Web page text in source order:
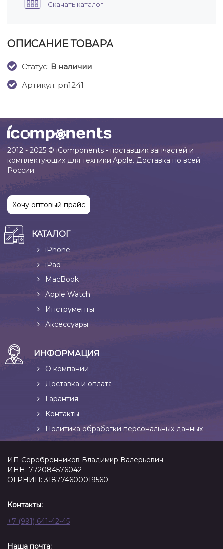
Скачать каталог
ОПИСАНИЕ ТОВАРА
Cтатус: В наличии
Артикул: pn1241
2012 - 2025 © iComponents - поставщик запчастей и
комплектующих для техники Apple. Доставка по всей
России.
Хочу оптовый прайс
КАТАЛОГ
iPhone
iPad
MacBook
Apple Watch
Инструменты
Аксессуары
ИНФОРМАЦИЯ
О компании
Доставка и оплата
Гарантия
Контакты
Политика обработки персональных данных
ИП Серебренников Владимир Валерьевич
ИНН: 772084576042
ОГРНИП: 318774600019560
Контакты:
+7 (991) 641-42-45
Наша почта: